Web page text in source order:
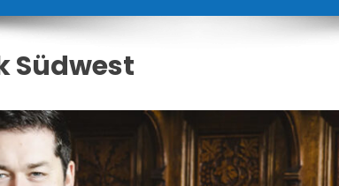
Südwest